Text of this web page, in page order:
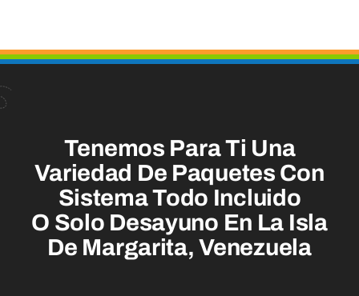
Tenemos Para Ti Una
Variedad De Paquetes Con
Sistema Todo Incluido
O Solo Desayuno En La Isla
De Margarita, Venezuela